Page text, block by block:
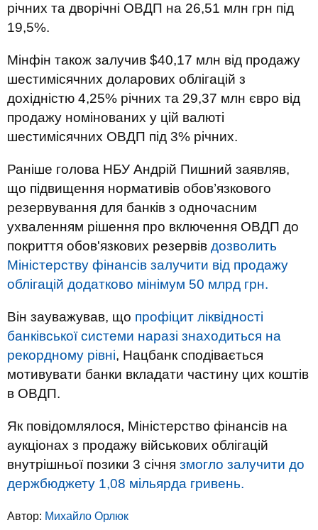
річних та дворічні ОВДП на 26,51 млн грн під
19,5%.
Мінфін також залучив $40,17 млн від продажу
шестимісячних доларових облігацій з
дохідністю 4,25% річних та 29,37 млн євро від
продажу номінованих у цій валюті
шестимісячних ОВДП під 3% річних.
Раніше голова НБУ Андрій Пишний заявляв,
що підвищення нормативів обов’язкового
резервування для банків з одночасним
ухваленням рішення про включення ОВДП до
покриття обов'язкових резервів дозволить
Міністерству фінансів залучити від продажу
облігацій додатково мінімум 50 млрд грн.
Він зауважував, що профіцит ліквідності
банківської системи наразі знаходиться на
рекордному рівні, Нацбанк сподівається
мотивувати банки вкладати частину цих коштів
в ОВДП.
Як повідомлялося, Міністерство фінансів на
аукціонах з продажу військових облігацій
внутрішньої позики 3 січня змогло залучити до
держбюджету 1,08 мільярда гривень.
Автор: Михайло Орлюк